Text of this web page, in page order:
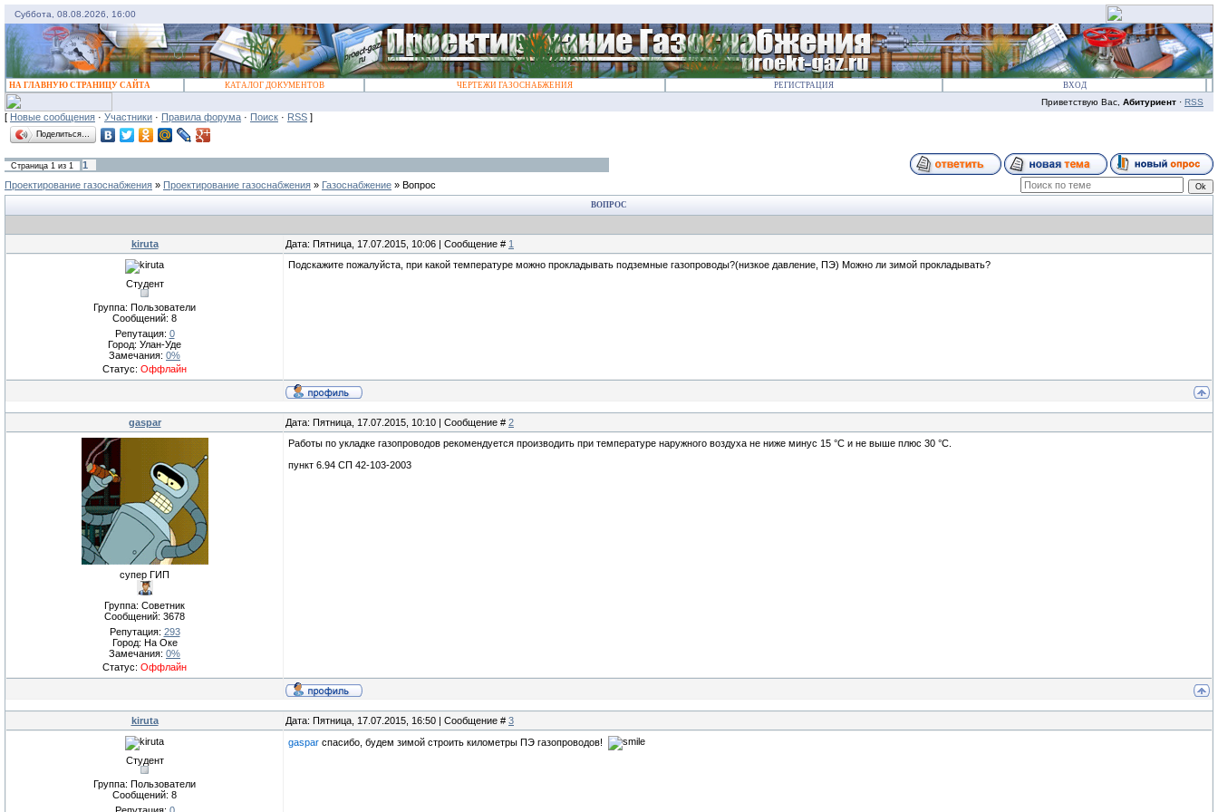
Суббота, 08.08.2026, 16:00
НА ГЛАВНУЮ СТРАНИЦУ САЙТА КАТАЛОГ ДОКУМЕНТОВ ЧЕРТЕЖИ ГАЗОСНАБЖЕНИЯ РЕГИСТРАЦИЯ ВХОД
Приветствую Вас, Абитуриент · RSS
[ Новые сообщения · Участники · Правила форума · Поиск · RSS ]
Поделиться…
Страница 1 из 1
1
Проектирование газоснабжения » Проектирование газоснабжения » Газоснабжение » Вопрос
ВОПРОС
kiruta Дата: Пятница, 17.07.2015, 10:06 | Сообщение # 1
Студент
Группа: Пользователи
Сообщений: 8
Репутация: 0
Город: Улан-Уде
Замечания: 0%
Статус: Оффлайн
Подскажите пожалуйста, при какой температуре можно прокладывать подземные газопроводы?(низкое давление, ПЭ) Можно ли зимой прокладывать?
gaspar Дата: Пятница, 17.07.2015, 10:10 | Сообщение # 2
супер ГИП
Группа: Советник
Сообщений: 3678
Репутация: 293
Город: На Оке
Замечания: 0%
Статус: Оффлайн
Работы по укладке газопроводов рекомендуется производить при температуре наружного воздуха не ниже минус 15 °С и не выше плюс 30 °С.
пункт 6.94 СП 42-103-2003
kiruta Дата: Пятница, 17.07.2015, 16:50 | Сообщение # 3
Студент
Группа: Пользователи
Сообщений: 8
gaspar спасибо, будем зимой строить километры ПЭ газопроводов!